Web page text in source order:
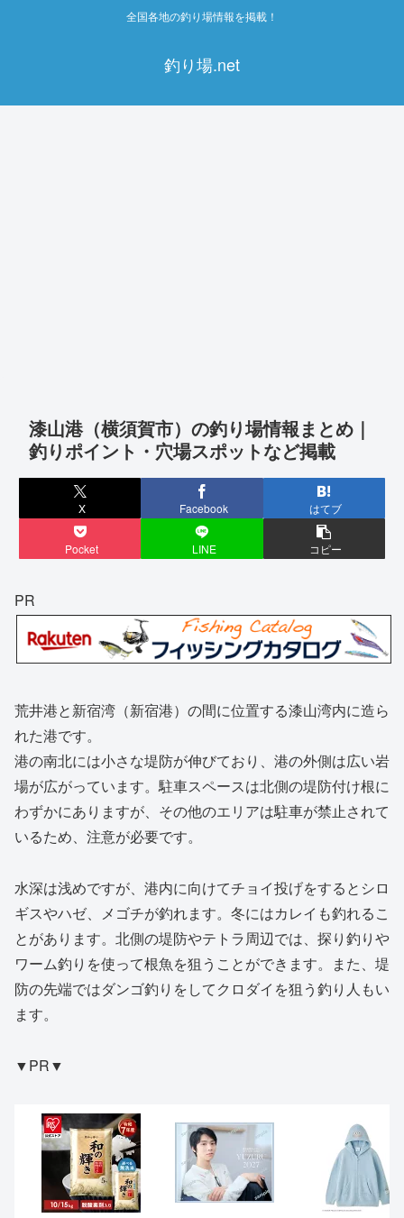
全国各地の釣り場情報を掲載！
釣り場.net
漆山港（横須賀市）の釣り場情報まとめ｜
釣りポイント・穴場スポットなど掲載
X Facebook はてブ
Pocket LINE コピー
PR
荒井港と新宿湾（新宿港）の間に位置する漆山湾内に造ら
れた港です。
港の南北には小さな堤防が伸びており、港の外側は広い岩
場が広がっています。駐車スペースは北側の堤防付け根に
わずかにありますが、その他のエリアは駐車が禁止されて
いるため、注意が必要です。
水深は浅めですが、港内に向けてチョイ投げをするとシロ
ギスやハゼ、メゴチが釣れます。冬にはカレイも釣れるこ
とがあります。北側の堤防やテトラ周辺では、探り釣りや
ワーム釣りを使って根魚を狙うことができます。また、堤
防の先端ではダンゴ釣りをしてクロダイを狙う釣り人もい
ます。
▼PR▼